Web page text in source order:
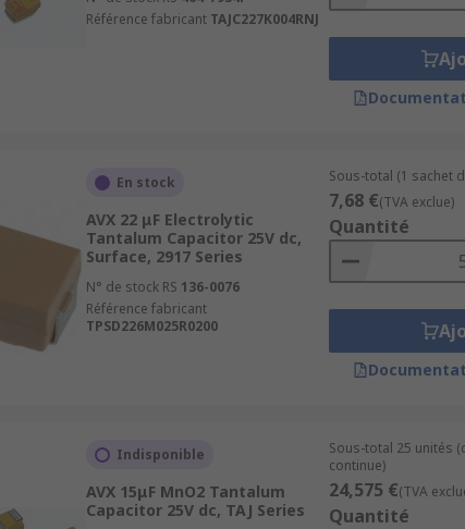
Référence fabricant TAJC227K004RNJ
En stock
AVX 22 μF Electrolytic
Tantalum Capacitor 25V dc,
Surface, 2917 Series
N° de stock RS 136-0076
Référence fabricant
TPSD226M025R0200
Sous-total (1 sachet
7,68 €(TVA exclue)
Quantité
Indisponible
AVX 15μF MnO2 Tantalum
Capacitor 25V dc, TAJ Series
Sous-total 25 unités
continue)
24,575 €(TVA
Quantité